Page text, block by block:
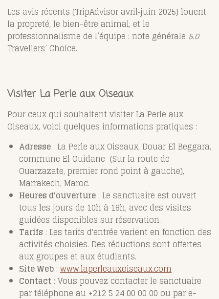
Les avis récents (TripAdvisor avril‑juin 2025) louent
la propreté, le bien-être animal, et le
professionnalisme de l’équipe : note générale 5.0
Travellers’ Choice.
Visiter La Perle aux Oiseaux
Pour ceux qui souhaitent visiter La Perle aux
Oiseaux, voici quelques informations pratiques :
Adresse : La Perle aux Oiseaux, Douar El Beggara,
commune El Ouidane (Sur la route de
Ouarzazate, premier rond point à gauche),
Marrakech, Maroc.
Heures d'ouverture : Le sanctuaire est ouvert
tous les jours de 10h à 18h, avec des visites
guidées disponibles sur réservation.
Tarifs : Les tarifs d'entrée varient en fonction des
activités choisies. Des réductions sont offertes
aux groupes et aux étudiants.
Site Web : www.laperleauxoiseaux.com
Contact : Vous pouvez contacter le sanctuaire
par téléphone au +212 5 24 00 00 00 ou par e-